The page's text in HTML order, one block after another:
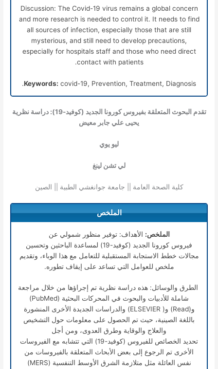
Discussion: The Covid-19 virus remains a global concern
and more research is needed to control it. It needs to find
all sources of infection, especially those that are still
mysterious, and still need to develop precautions,
especially for hospitals staff and those who need direct
contact with patients.
Keywords: covid-19, Prevention, Treatment, Diagnosis.
تقدم البحوث المتعلقة بفيروس كورونا الجديد (كوفيد-19): دراسة نظرية
يحيى علي جابر معيض
ليو يوي
لي تشن لينغ
كلية الصحة العامة || جامعة جوانغشي الطبية || الصين
الملخص
الملخص: الأهداف: توفير منظور شمولي عن
فيروس كورونا الجديد (كوفيد-19) لمساعدة الباحثين وتحسين
مجالات خطط الاستجابة المستقبلية للتعامل مع هذا الوباء، وتقديم
ملخص للعوامل التي تساعد على إيقاف تطوره.
الطرق والوسائل: هذه دراسة نظرية تم إجراؤها من خلال مراجعة
شاملة للأدبيات والبحوث في المحركات البحثية (PubMed)
و(Read) و( ELSEVIER) والدراسات الجديدة الأخرى المنشورة
باللغة الصينية، حيث تم الحصول على معلومات حول التشخيص
والعلاج والوقاية وطرق العدوى، ومن أجل
تحديد الخصائص للفيروس (كوفيد-19) التي تتشابه مع الفيروسات
الأخرى تم الرجوع إلى بعض الأبحاث المتعلقة بالفيروسات من
نفس العائلة مثل متلازمة الشرق الأوسط التنفسية (MERS)